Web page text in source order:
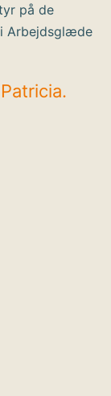
på de
Arbejdsglæde